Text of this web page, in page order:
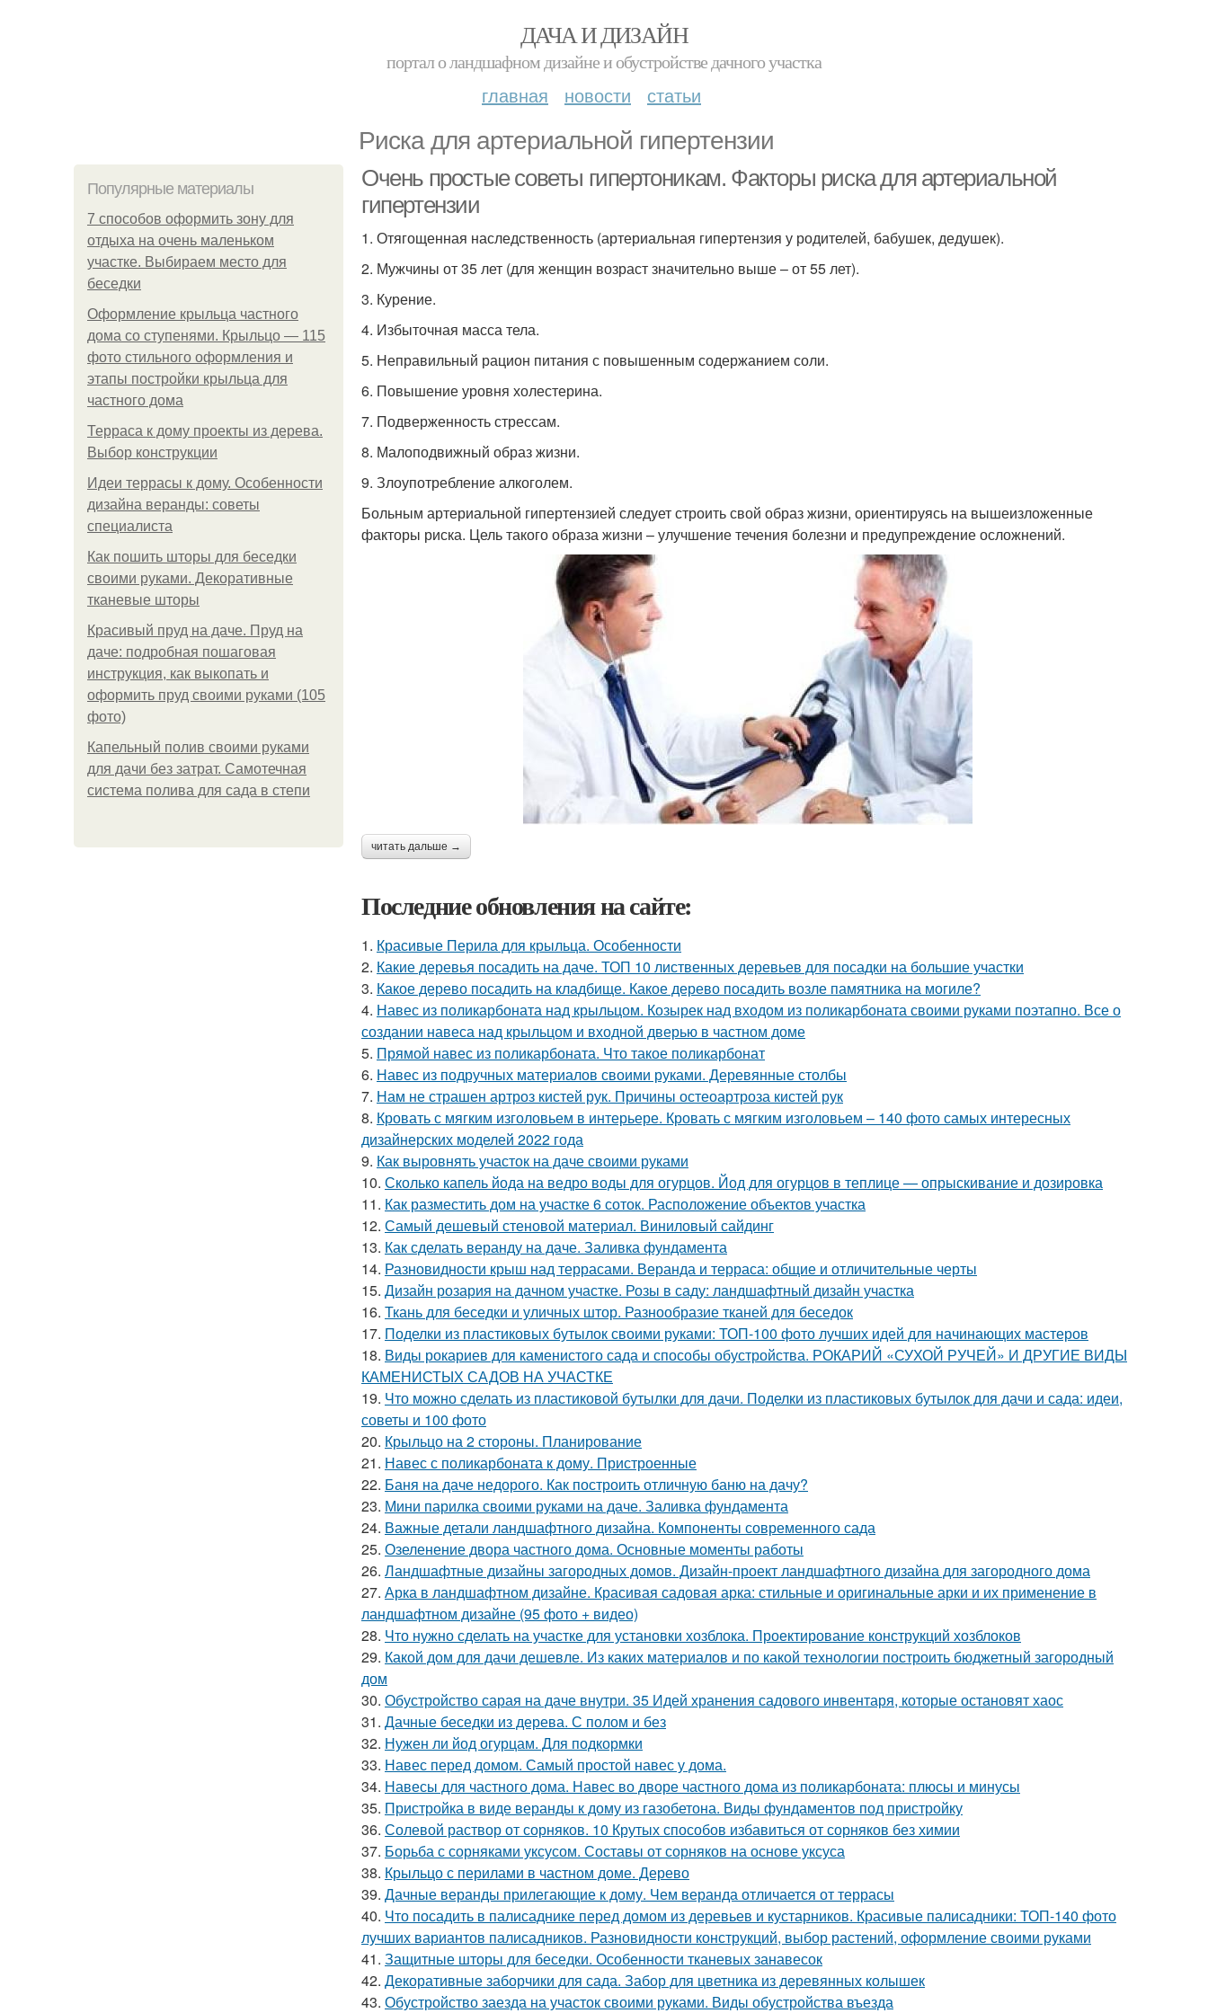
ДАЧА И ДИЗАЙН
портал о ландшафном дизайне и обустройстве дачного участка
главная новости статьи
Риска для артериальной гипертензии
Популярные материалы
7 способов оформить зону для
отдыха на очень маленьком
участке. Выбираем место для
беседки
Оформление крыльца частного
дома со ступенями. Крыльцо — 115
фото стильного оформления и
этапы постройки крыльца для
частного дома
Терраса к дому проекты из дерева.
Выбор конструкции
Идеи террасы к дому. Особенности
дизайна веранды: советы
специалиста
Как пошить шторы для беседки
своими руками. Декоративные
тканевые шторы
Красивый пруд на даче. Пруд на
даче: подробная пошаговая
инструкция, как выкопать и
оформить пруд своими руками (105
фото)
Капельный полив своими руками
для дачи без затрат. Самотечная
система полива для сада в степи
Очень простые советы гипертоникам. Факторы риска для артериальной
гипертензии
1. Отягощенная наследственность (артериальная гипертензия у родителей, бабушек, дедушек).
2. Мужчины от 35 лет (для женщин возраст значительно выше – от 55 лет).
3. Курение.
4. Избыточная масса тела.
5. Неправильный рацион питания с повышенным содержанием соли.
6. Повышение уровня холестерина.
7. Подверженность стрессам.
8. Малоподвижный образ жизни.
9. Злоупотребление алкоголем.
Больным артериальной гипертензией следует строить свой образ жизни, ориентируясь на вышеизложенные
факторы риска. Цель такого образа жизни – улучшение течения болезни и предупреждение осложнений.
читать дальше →
Последние обновления на сайте:
1. Красивые Перила для крыльца. Особенности
2. Какие деревья посадить на даче. ТОП 10 лиственных деревьев для посадки на большие участки
3. Какое дерево посадить на кладбище. Какое дерево посадить возле памятника на могиле?
4. Навес из поликарбоната над крыльцом. Козырек над входом из поликарбоната своими руками поэтапно. Все о
создании навеса над крыльцом и входной дверью в частном доме
5. Прямой навес из поликарбоната. Что такое поликарбонат
6. Навес из подручных материалов своими руками. Деревянные столбы
7. Нам не страшен артроз кистей рук. Причины остеоартроза кистей рук
8. Кровать с мягким изголовьем в интерьере. Кровать с мягким изголовьем – 140 фото самых интересных
дизайнерских моделей 2022 года
9. Как выровнять участок на даче своими руками
10. Сколько капель йода на ведро воды для огурцов. Йод для огурцов в теплице — опрыскивание и дозировка
11. Как разместить дом на участке 6 соток. Расположение объектов участка
12. Самый дешевый стеновой материал. Виниловый сайдинг
13. Как сделать веранду на даче. Заливка фундамента
14. Разновидности крыш над террасами. Веранда и терраса: общие и отличительные черты
15. Дизайн розария на дачном участке. Розы в саду: ландшафтный дизайн участка
16. Ткань для беседки и уличных штор. Разнообразие тканей для беседок
17. Поделки из пластиковых бутылок своими руками: ТОП-100 фото лучших идей для начинающих мастеров
18. Виды рокариев для каменистого сада и способы обустройства. РОКАРИЙ «СУХОЙ РУЧЕЙ» И ДРУГИЕ ВИДЫ
КАМЕНИСТЫХ САДОВ НА УЧАСТКЕ
19. Что можно сделать из пластиковой бутылки для дачи. Поделки из пластиковых бутылок для дачи и сада: идеи,
советы и 100 фото
20. Крыльцо на 2 стороны. Планирование
21. Навес с поликарбоната к дому. Пристроенные
22. Баня на даче недорого. Как построить отличную баню на дачу?
23. Мини парилка своими руками на даче. Заливка фундамента
24. Важные детали ландшафтного дизайна. Компоненты современного сада
25. Озеленение двора частного дома. Основные моменты работы
26. Ландшафтные дизайны загородных домов. Дизайн-проект ландшафтного дизайна для загородного дома
27. Арка в ландшафтном дизайне. Красивая садовая арка: стильные и оригинальные арки и их применение в
ландшафтном дизайне (95 фото + видео)
28. Что нужно сделать на участке для установки хозблока. Проектирование конструкций хозблоков
29. Какой дом для дачи дешевле. Из каких материалов и по какой технологии построить бюджетный загородный
дом
30. Обустройство сарая на даче внутри. 35 Идей хранения садового инвентаря, которые остановят хаос
31. Дачные беседки из дерева. С полом и без
32. Нужен ли йод огурцам. Для подкормки
33. Навес перед домом. Самый простой навес у дома.
34. Навесы для частного дома. Навес во дворе частного дома из поликарбоната: плюсы и минусы
35. Пристройка в виде веранды к дому из газобетона. Виды фундаментов под пристройку
36. Солевой раствор от сорняков. 10 Крутых способов избавиться от сорняков без химии
37. Борьба с сорняками уксусом. Составы от сорняков на основе уксуса
38. Крыльцо с перилами в частном доме. Дерево
39. Дачные веранды прилегающие к дому. Чем веранда отличается от террасы
40. Что посадить в палисаднике перед домом из деревьев и кустарников. Красивые палисадники: ТОП-140 фото
лучших вариантов палисадников. Разновидности конструкций, выбор растений, оформление своими руками
41. Защитные шторы для беседки. Особенности тканевых занавесок
42. Декоративные заборчики для сада. Забор для цветника из деревянных колышек
43. Обустройство заезда на участок своими руками. Виды обустройства въезда